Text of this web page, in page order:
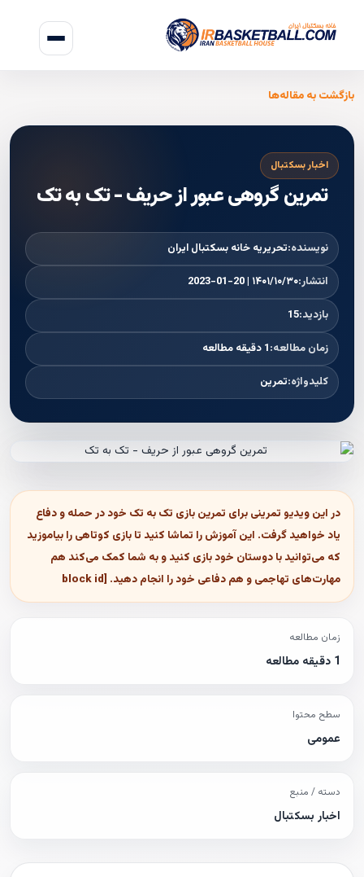
بازگشت به مقاله‌ها
اخبار بسکتبال
تمرین گروهی عبور از حریف - تک به تک
نویسنده:تحریریه خانه بسکتبال ایران
انتشار:۱۴۰۱/۱۰/۳۰ | 2023-01-20
بازدید:15
زمان مطالعه:1 دقیقه مطالعه
کلیدواژه:تمرین
در این ویدیو تمرینی برای تمرین بازی تک به تک خود در حمله و دفاع
یاد خواهید گرفت. این آموزش را تماشا کنید تا بازی کوتاهی را بیاموزید
که می‌توانید با دوستان خود بازی کنید و به شما کمک می‌کند هم
مهارت‌های تهاجمی و هم دفاعی خود را انجام دهید. [block id
زمان مطالعه
1 دقیقه مطالعه
سطح محتوا
عمومی
دسته / منبع
اخبار بسکتبال